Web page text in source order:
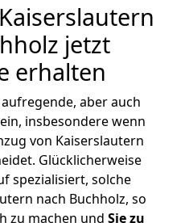
jetzt
erhalten
aber auch
insbesondere wenn
von Kaiserslautern
Glücklicherweise
spezialisiert, solche
nach Buchholz, so
zu machen und Sie zu